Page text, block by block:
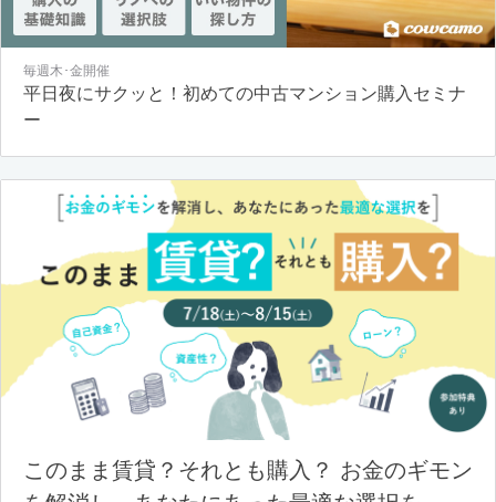
毎週木･金開催
平日夜にサクッと！初めての中古マンション購入セミナ
ー
このまま賃貸？それとも購入？ お金のギモン